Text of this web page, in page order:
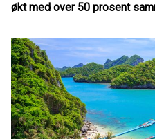
økt med over 50 prosent